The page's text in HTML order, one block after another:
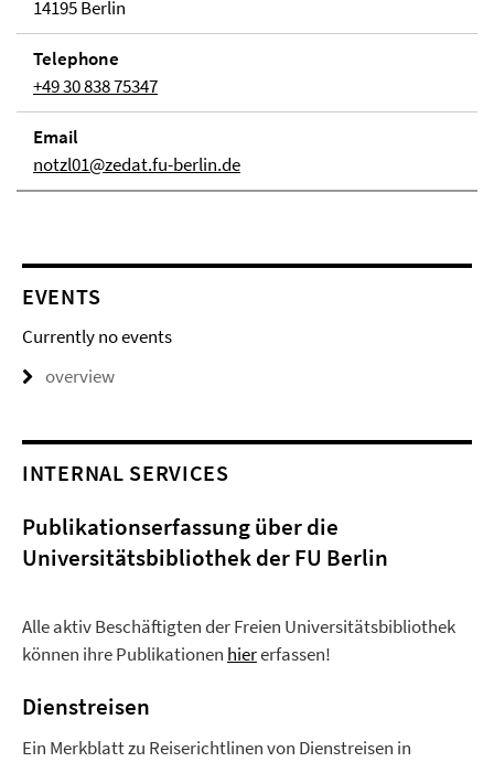
14195 Berlin
Telephone
+49 30 838 75347
Email
notzl01@zedat.fu-berlin.de
EVENTS
Currently no events
overview
INTERNAL SERVICES
Publikationserfassung über die
Universitätsbibliothek der FU Berlin
Alle aktiv Beschäftigten der Freien Universitätsbibliothek
können ihre Publikationen hiererfassen!
Dienstreisen
Ein Merkblatt zu Reiserichtlinen von Dienstreisen in